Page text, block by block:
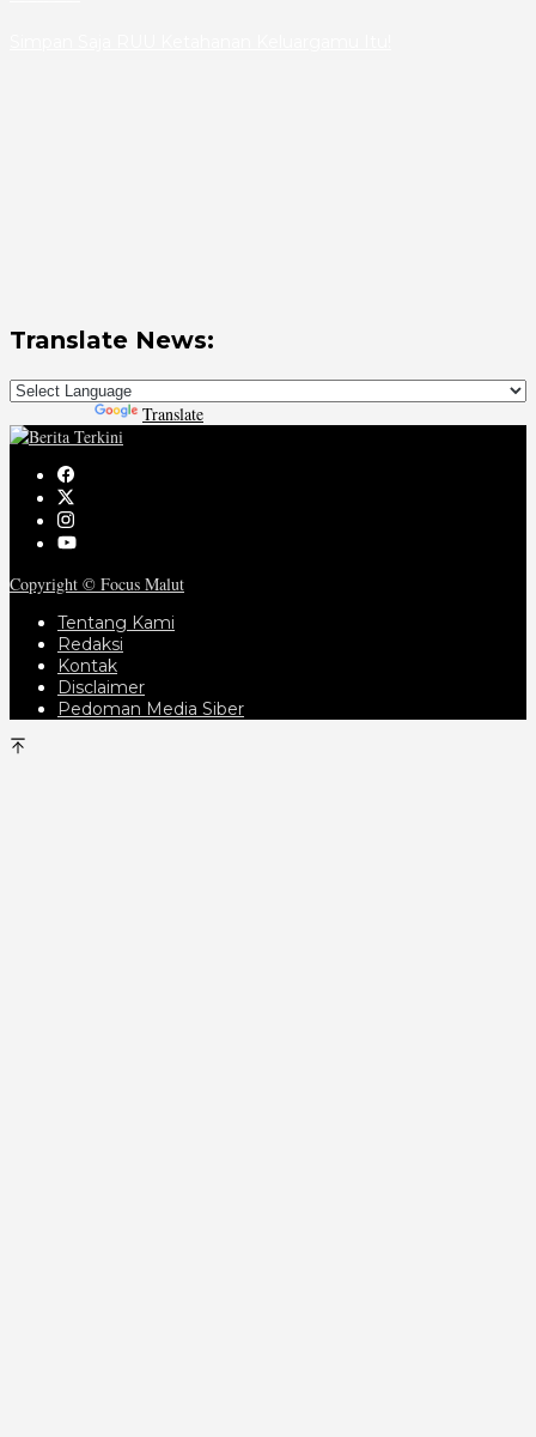
Translate News:
Translate
Copyright © Focus Malut
Tentang Kami
Redaksi
Kontak
Disclaimer
Pedoman Media Siber